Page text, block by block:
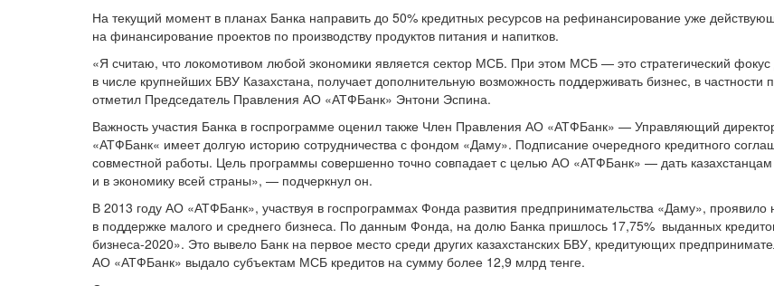
На текущий момент в планах Банка направить до 50% кредитных ресурсов на рефинансирование уже
на финансирование проектов по производству продуктов питания и напитков.
«Я считаю, что локомотивом любой экономики является сектор МСБ. При этом МСБ — это стратегический
в числе крупнейших БВУ Казахстана, получает дополнительную возможность поддерживать бизнес, в
отметил Председатель Правления АО «АТФБанк» Энтони Эспина.
Важность участия Банка в госпрограмме оценил также Член Правления АО «АТФБанк» — Управляющий
«АТФБанк« имеет долгую историю сотрудничества с фондом «Даму». Подписание очередного кредитного
совместной работы. Цель программы совершенно точно совпадает с целью АО «АТФБанк» — дать
и в экономику всей страны», — подчеркнул он.
В 2013 году АО «АТФБанк», участвуя в госпрограммах Фонда развития предпринимательства «Даму», проявило
в поддержке малого и среднего бизнеса. По данным Фонда, на долю Банка пришлось 17,75% выданных
бизнеса-2020». Это вывело Банк на первое место среди других казахстанских БВУ, кредитующих
АО «АТФБанк» выдало субъектам МСБ кредитов на сумму более 12,9 млрд тенге.